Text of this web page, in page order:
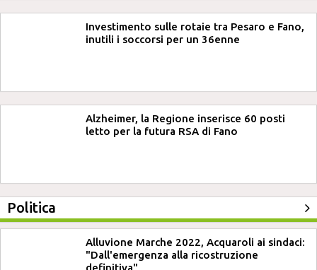
Investimento sulle rotaie tra Pesaro e Fano,
inutili i soccorsi per un 36enne
Alzheimer, la Regione inserisce 60 posti
letto per la futura RSA di Fano
Politica
Alluvione Marche 2022, Acquaroli ai sindaci:
"Dall'emergenza alla ricostruzione
definitiva"